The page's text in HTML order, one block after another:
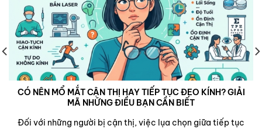
CÓ NÊN MỔ MẮT CẬN THỊ HAY TIẾP TỤC ĐEO KÍNH? GIẢI
MÃ NHỮNG ĐIỀU BẠN CẦN BIẾT
Đối với những người bị cận thị, việc lụa chọn giữa tiếp tục